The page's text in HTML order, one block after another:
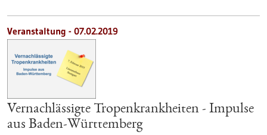
Veranstaltung - 07.02.2019
Vernachlässigte Tropenkrankheiten - Impulse
aus Baden-Württemberg